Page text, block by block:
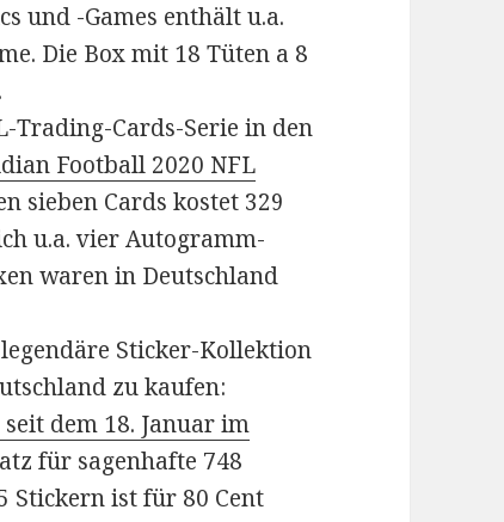
und -Games enthält u.a.
Die Box mit 18 Tüten a 8
Trading-Cards-Serie in den
Football 2020 NFL
sieben Cards kostet 329
u.a. vier Autogramm-
waren in Deutschland
Sticker-Kollektion
zu kaufen:
dem 18. Januar im
für sagenhafte 748
Stickern ist für 80 Cent